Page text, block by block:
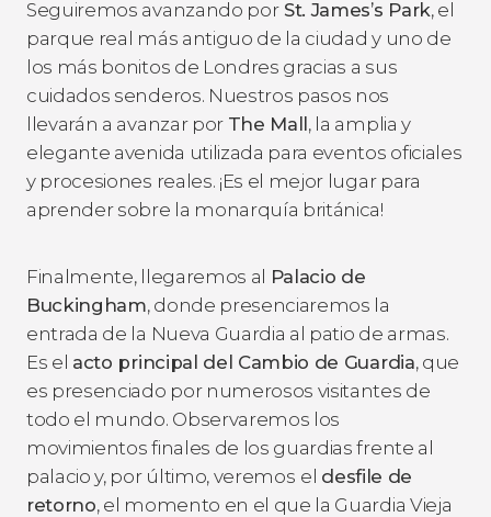
Seguiremos avanzando porSt. James’s Park, el
parque real más antiguo de la ciudad y uno de
los más bonitos de Londres gracias a sus
cuidados senderos. Nuestros pasos nos
llevarán a avanzar por The Mall, la amplia y
elegante avenida utilizada para eventos oficiales
y procesiones reales. ¡Es el mejor lugar para
aprender sobre la monarquía británica!
Finalmente, llegaremos al Palacio de
Buckingham, donde presenciaremos la
entrada de la Nueva Guardia al patio de armas.
Es el acto principal del Cambio de Guardia, que
es presenciado por numerosos visitantes de
todo el mundo. Observaremos los
movimientos finales de los guardias frente al
palacio y, por último, veremos el desfile de
retorno, el momento en el que la Guardia Vieja